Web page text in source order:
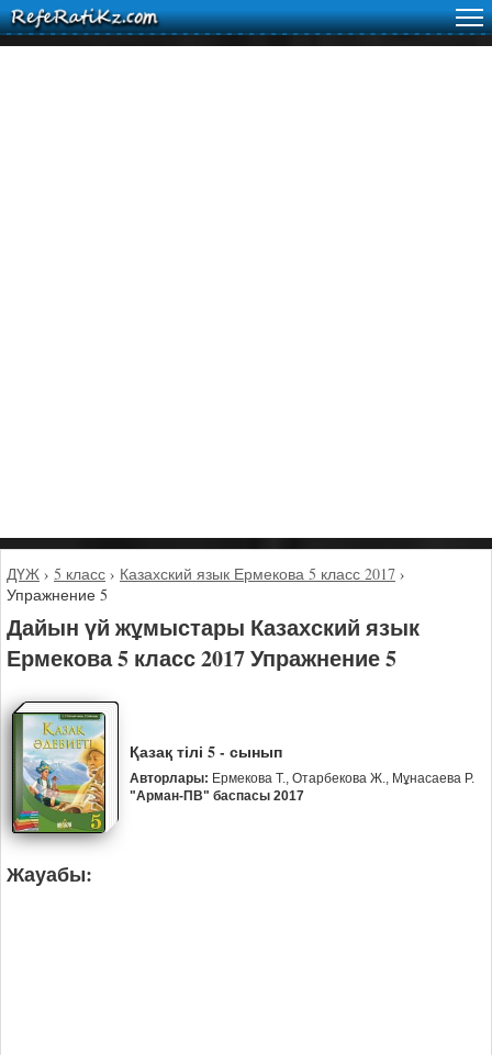
ДҮЖ › 5 класс › Казахский язык Ермекова 5 класс 2017 ›
Упражнение 5
Дайын үй жұмыстары Казахский язык
Ермекова 5 класс 2017 Упражнение 5
Қазақ тілі 5 - сынып
Авторлары: Ермекова Т., Отарбекова Ж., Мұнасаева Р.
"Арман-ПВ" баспасы 2017
Жауабы: